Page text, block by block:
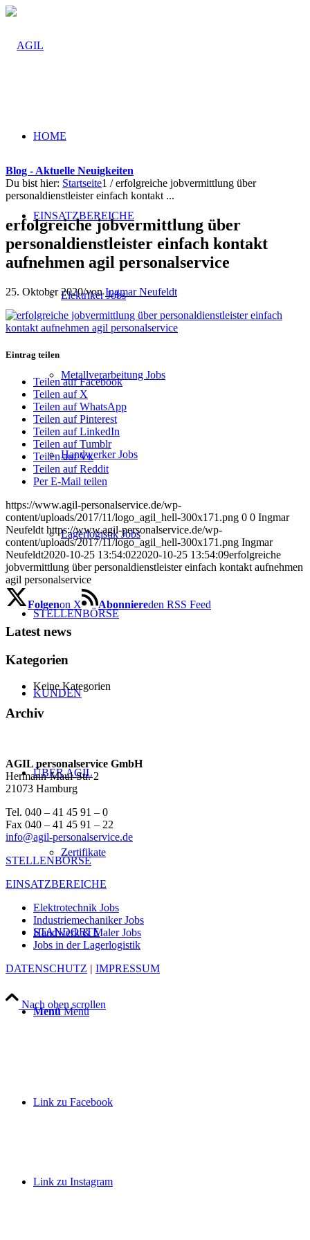
HOME
EINSATZBEREICHE
Elektriker Jobs
Metallverarbeitung Jobs
Handwerker Jobs
Lagerlogistik Jobs
STELLENBÖRSE
KUNDEN
ÜBER AGIL
Zertifikate
STANDORTE
Menü Menü
Link zu Facebook
Link zu Instagram
Blog - Aktuelle Neuigkeiten
Du bist hier: Startseite1 / erfolgreiche jobvermittlung über
personaldienstleister einfach kontakt ...
erfolgreiche jobvermittlung über
personaldienstleister einfach kontakt
aufnehmen agil personalservice
25. Oktober 2020/vonIngmar Neufeldt
Eintrag teilen
Teilen auf Facebook
Teilen auf X
Teilen auf WhatsApp
Teilen auf Pinterest
Teilen auf LinkedIn
Teilen auf Tumblr
Teilen auf Vk
Teilen auf Reddit
Per E-Mail teilen
https://www.agil-personalservice.de/wp-
content/uploads/2017/11/logo_agil_hell-300x171.png 0 0 Ingmar
Neufeldt https://www.agil-personalservice.de/wp-
content/uploads/2017/11/logo_agil_hell-300x171.png Ingmar
Neufeldt2020-10-25 13:54:022020-10-25 13:54:09erfolgreiche
jobvermittlung über personaldienstleister einfach kontakt aufnehmen
agil personalservice
Folgenon X Abonniereden RSS Feed
Latest news
Kategorien
Keine Kategorien
Archiv
AGIL personalservice GmbH
Hermann-Maul-Str. 2
21073 Hamburg
Tel. 040 – 41 45 91 – 0
Fax 040 – 41 45 91 – 22
info@agil-personalservice.de
STELLENBÖRSE
EINSATZBEREICHE
Elektrotechnik Jobs
Industriemechaniker Jobs
Handwerk & Maler Jobs
Jobs in der Lagerlogistik
DATENSCHUTZ | IMPRESSUM
Nach oben scrollen